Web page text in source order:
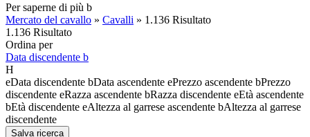
Per saperne di più b
Mercato del cavallo » Cavalli » 1.136 Risultato
1.136 Risultato
Ordina per
Data discendente b
H
eData discendente bData ascendente ePrezzo ascendente bPrezzo
discendente eRazza ascendente bRazza discendente eEtà ascendente
bEtà discendente eAltezza al garrese ascendente bAltezza al garrese
discendente
Salva ricerca